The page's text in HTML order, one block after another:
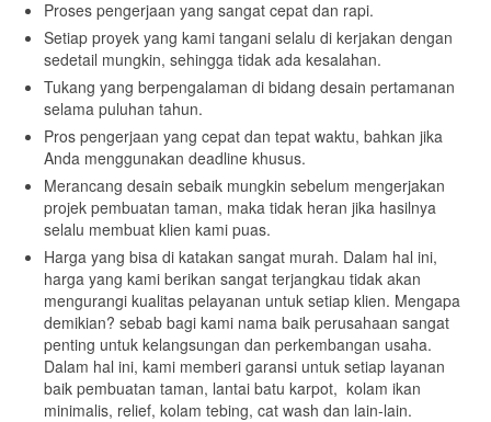
Proses pengerjaan yang sangat cepat dan rapi.
Setiap proyek yang kami tangani selalu di kerjakan dengan
sedetail mungkin, sehingga tidak ada kesalahan.
Tukang yang berpengalaman di bidang desain pertamanan
selama puluhan tahun.
Pros pengerjaan yang cepat dan tepat waktu, bahkan jika
Anda menggunakan deadline khusus.
Merancang desain sebaik mungkin sebelum mengerjakan
projek pembuatan taman, maka tidak heran jika hasilnya
selalu membuat klien kami puas.
Harga yang bisa di katakan sangat murah. Dalam hal ini,
harga yang kami berikan sangat terjangkau tidak akan
mengurangi kualitas pelayanan untuk setiap klien. Mengapa
demikian? sebab bagi kami nama baik perusahaan sangat
penting untuk kelangsungan dan perkembangan usaha.
Dalam hal ini, kami memberi garansi untuk setiap layanan
baik pembuatan taman, lantai batu karpot, kolam ikan
minimalis, relief, kolam tebing, cat wash dan lain-lain.